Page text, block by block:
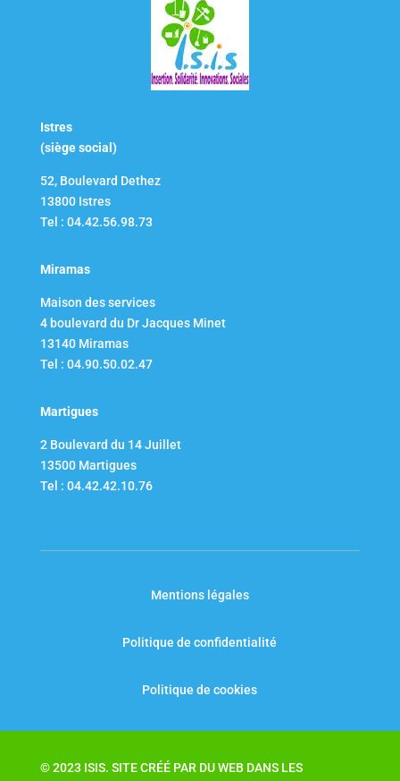
Istres
(siège social)
52, Boulevard Dethez
13800 Istres
Tel : 04.42.56.98.73
Miramas
Maison des services
4 boulevard du Dr Jacques Minet
13140 Miramas
Tel : 04.90.50.02.47
Martigues
2 Boulevard du 14 Juillet​
13500 Martigues
Tel : 04.42.42.10.76
Mentions légales
Politique de confidentialité
Politique de cookies
© 2023 ISIS. SITE CRÉÉ PAR DU WEB DANS LES